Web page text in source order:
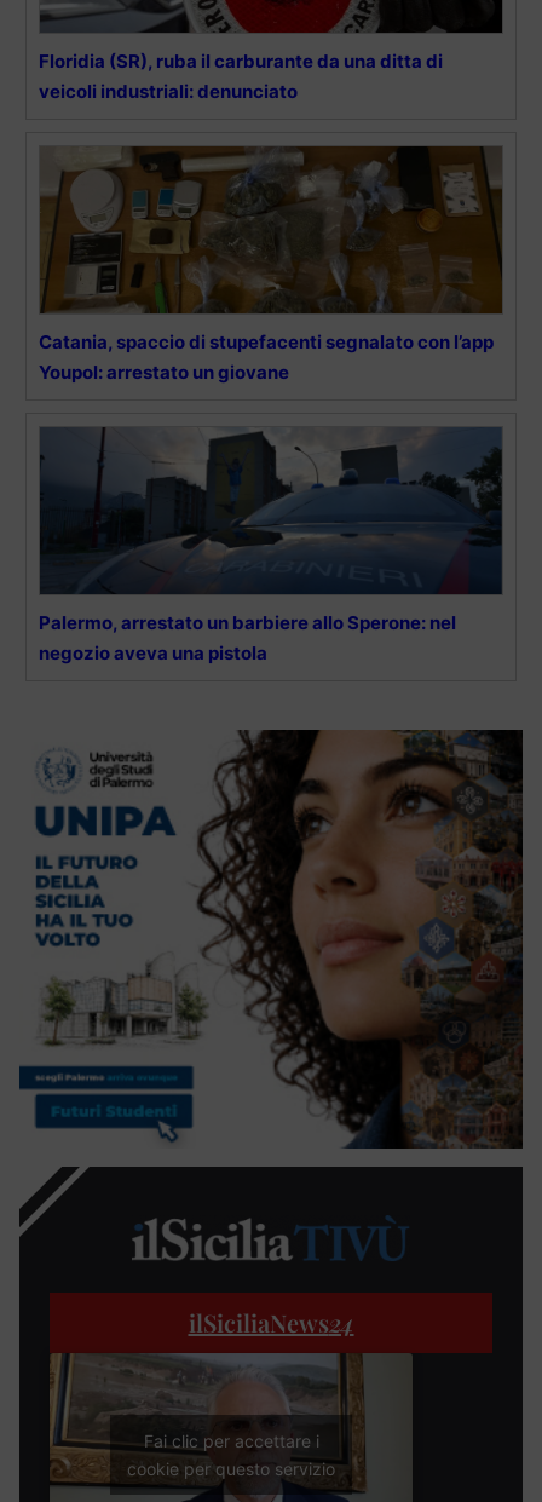
Floridia (SR), ruba il carburante da una ditta di
veicoli industriali: denunciato
Catania, spaccio di stupefacenti segnalato con l’app
Youpol: arrestato un giovane
Palermo, arrestato un barbiere allo Sperone: nel
negozio aveva una pistola
ilSiciliaNews24
Fai clic per accettare i
cookie per questo servizio